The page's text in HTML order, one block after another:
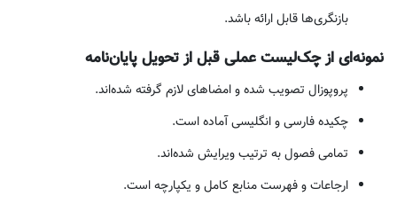
بازنگری‌ها قابل ارائه باشد.
نمونه‌ای از چک‌لیست عملی قبل از تحویل پایان‌نامه
پروپوزال تصویب شده و امضاهای لازم گرفته شده‌اند.
چکیده فارسی و انگلیسی آماده است.
تمامی فصول به ترتیب ویرایش شده‌اند.
ارجاعات و فهرست منابع کامل و یکپارچه است.